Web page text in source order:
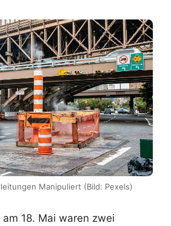
Manipuliert (Bild: Pexels)
18. Mai waren zwei